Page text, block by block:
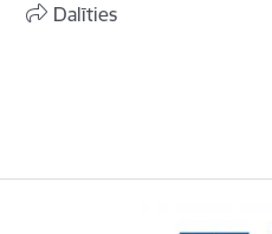
Dalīties